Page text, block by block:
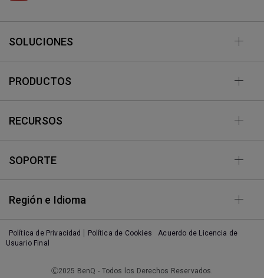
SOLUCIONES
PRODUCTOS
RECURSOS
SOPORTE
Región e Idioma
Política de Privacidad Política de Cookies
Acuerdo de Licencia de
Usuario Final
Ⓒ2025 BenQ - Todos los Derechos Reservados.